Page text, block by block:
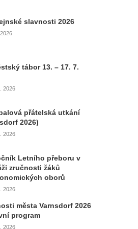
slavnosti 2026
tábor 13. – 17. 7.
2026
přátelská utkání
2026)
2026
Letního přeboru v
zručnosti žáků
oborů
2026
města Varnsdorf 2026
program
2026